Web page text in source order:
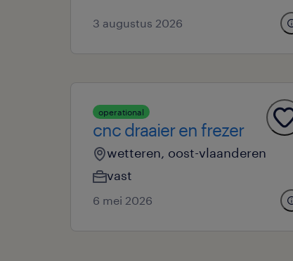
3 augustus 2026
operational
cnc draaier en frezer
wetteren, oost-vlaanderen
vast
6 mei 2026